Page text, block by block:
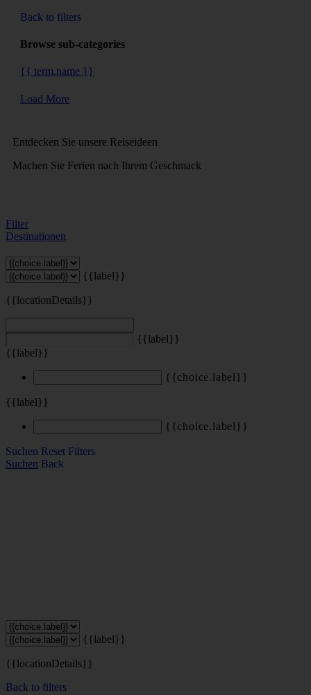
Back to filters
Browse sub-categories
{{ term.name }}
Load More
Entdecken Sie unsere Reiseideen
Machen Sie Ferien nach Ihrem Geschmack
Filter
Destinationen
{{label}}
{{locationDetails}}
{{label}}
{{label}}
{{choice.label}}
{{label}}
{{choice.label}}
Suchen Reset Filters
Suchen Back
{{label}}
{{locationDetails}}
Back to filters